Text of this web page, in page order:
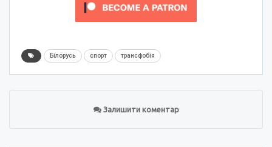
Білорусь спорт трансфобія
Залишити коментар